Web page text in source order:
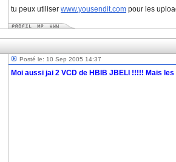
tu peux utiliser www.yousendit.com pour les
Posté le: 10 Sep 2005 14:37
Moi aussi jai 2 VCD de HBIB JBELI !!!!! Mais